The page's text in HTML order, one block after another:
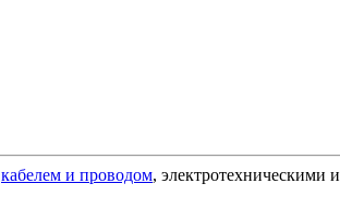
кабелем и проводом, электротехническими и